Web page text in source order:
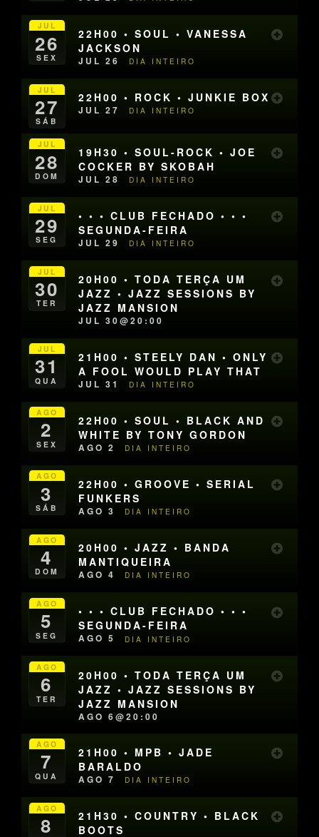
JUL
26
SEX
22H00 • SOUL • VANESSA
JACKSON
JUL 26 DIA INTEIRO
JUL
27
SÁB
22H00 • ROCK • JUNKIE BOX
JUL 27 DIA INTEIRO
JUL
28
DOM
19H30 • SOUL-ROCK • JOE
COCKER BY SKOBAH
JUL 28 DIA INTEIRO
JUL
29
SEG
• • • CLUB FECHADO • • •
SEGUNDA-FEIRA
JUL 29 DIA INTEIRO
JUL
30
TER
20H00 • TODA TERÇA UM
JAZZ • JAZZ SESSIONS BY
JAZZ MANSION
JUL 30@20:00
JUL
31
QUA
21H00 • STEELY DAN • ONLY
A FOOL WOULD PLAY THAT
JUL 31 DIA INTEIRO
AGO
2
SEX
22H00 • SOUL • BLACK AND
WHITE BY TONY GORDON
AGO 2 DIA INTEIRO
AGO
3
SÁB
22H00 • GROOVE • SERIAL
FUNKERS
AGO 3 DIA INTEIRO
AGO
4
DOM
20H00 • JAZZ • BANDA
MANTIQUEIRA
AGO 4 DIA INTEIRO
AGO
5
SEG
• • • CLUB FECHADO • • •
SEGUNDA-FEIRA
AGO 5 DIA INTEIRO
AGO
6
TER
20H00 • TODA TERÇA UM
JAZZ • JAZZ SESSIONS BY
JAZZ MANSION
AGO 6@20:00
AGO
7
QUA
21H00 • MPB • JADE
BARALDO
AGO 7 DIA INTEIRO
AGO
8
21H30 • COUNTRY • BLACK
BOOTS